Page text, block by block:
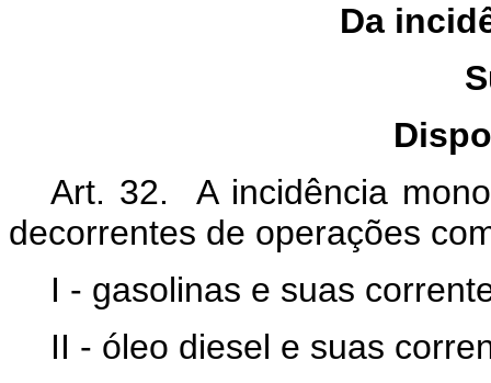
Da
Art. 32. A incidência
decorrentes de operações
I - gasolinas e suas
II - óleo diesel e suas